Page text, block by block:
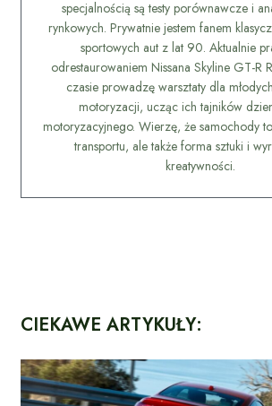
specjalnością są testy porównawcze i
rynkowych. Prywatnie jestem fanem
sportowych aut z lat 90. Aktualnie
odrestaurowaniem Nissana Skyline GT-R
czasie prowadzę warsztaty dla
motoryzacji, ucząc ich tajników
motoryzacyjnego. Wierzę, że samochody
transportu, ale także forma sztuki i
kreatywności.
CIEKAWE ARTYKUŁY: